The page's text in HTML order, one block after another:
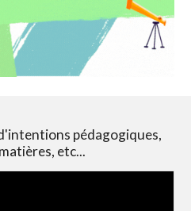
pédagogiques,
etc...